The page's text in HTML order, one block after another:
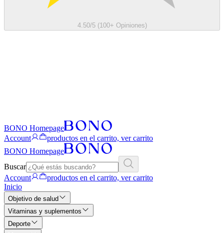
4.50/5 (100+ Opiniones)
BONO Homepage
Account
productos en el carrito, ver carrito
BONO Homepage
Buscar
Account
productos en el carrito, ver carrito
Inicio
Objetivo de salud
Vitaminas y suplementos
Deporte